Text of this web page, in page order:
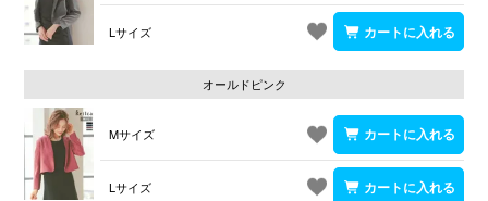
Lサイズ
オールドピンク
Mサイズ
Lサイズ